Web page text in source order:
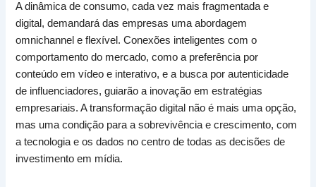
A dinâmica de consumo, cada vez mais fragmentada e
digital, demandará das empresas uma abordagem
omnichannel e flexível. Conexões inteligentes com o
comportamento do mercado, como a preferência por
conteúdo em vídeo e interativo, e a busca por autenticidade
de influenciadores, guiarão a inovação em estratégias
empresariais. A transformação digital não é mais uma opção,
mas uma condição para a sobrevivência e crescimento, com
a tecnologia e os dados no centro de todas as decisões de
investimento em mídia.